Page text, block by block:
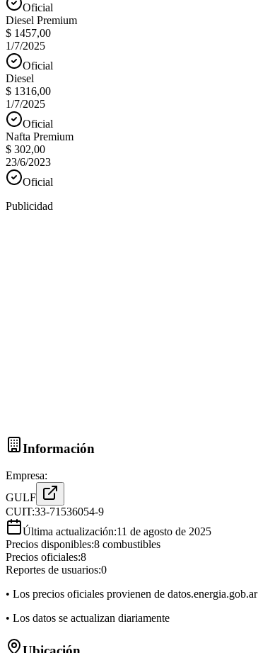
Oficial
Diesel Premium
$ 1457,00
1/7/2025
Oficial
Diesel
$ 1316,00
1/7/2025
Oficial
Nafta Premium
$ 302,00
23/6/2023
Oficial
Publicidad
Información
Empresa:
GULF
CUIT:33-71536054-9
Última actualización:11 de agosto de 2025
Precios disponibles:8 combustibles
Precios oficiales:8
Reportes de usuarios:0
• Los precios oficiales provienen de datos.energia.gob.ar
• Los datos se actualizan diariamente